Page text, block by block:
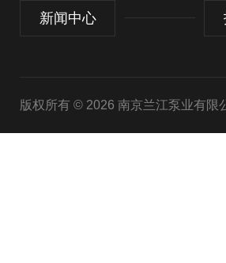
新闻中心
版权所有 © 2026 南京兰江泵业有限